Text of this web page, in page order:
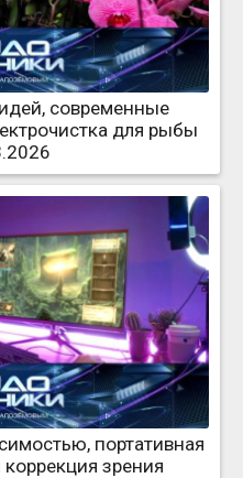
современные
для рыбы
портативная
коррекция зрения